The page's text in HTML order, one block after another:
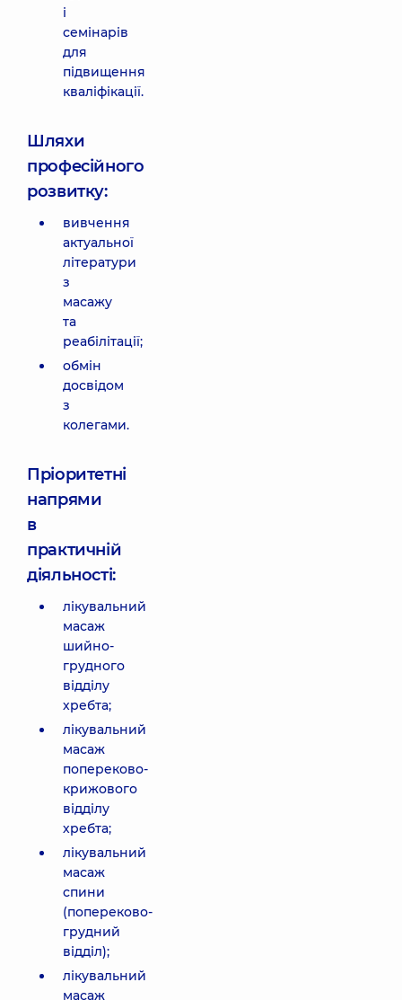
і
семінарів
для
підвищення
кваліфікації.
Шляхи
професійного
розвитку:
вивчення
актуальної
літератури
з
масажу
та
реабілітації;
обмін
досвідом
з
колегами.
Пріоритетні
напрями
в
практичній
діяльності:
лікувальний
масаж
шийно-
грудного
відділу
хребта;
лікувальний
масаж
попереково-
крижового
відділу
хребта;
лікувальний
масаж
спини
(попереково-
грудний
відділ);
лікувальний
масаж